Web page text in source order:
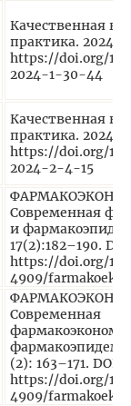
Качественная
практика.
https://doi.org/
2024-1-30-44
Качественная
практика.
https://doi.org/
2024-2-4-15
Современная
и
17(2):182–190.
https://doi.org/
4909/
Современная
(2): 163–171. DOI:
https://doi.org/
4909/